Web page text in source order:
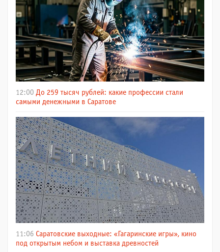
12:00 До 259 тысяч рублей: какие профессии стали
самыми денежными в Саратове
11:06 Саратовские выходные: «Гагаринские игры», кино
под открытым небом и выставка древностей